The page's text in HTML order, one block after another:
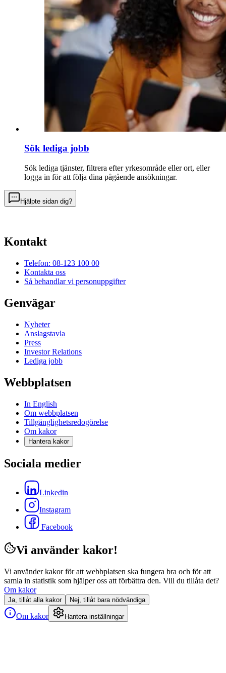
Sök lediga jobb
Sök lediga tjänster, filtrera efter yrkesområde eller ort, eller
logga in för att följa dina pågående ansökningar.
Hjälpte sidan dig?
Kontakt
Telefon: 08-123 100 00
Kontakta oss
Så behandlar vi personuppgifter
Genvägar
Nyheter
Anslagstavla
Press
Investor Relations
Lediga jobb
Webbplatsen
In English
Om webbplatsen
Tillgänglighetsredogörelse
Om kakor
Hantera kakor
Sociala medier
Linkedin
Instagram
Facebook
Vi använder kakor!
Vi använder kakor för att webbplatsen ska fungera bra och för att
samla in statistik som hjälper oss att förbättra den. Vill du tillåta det?
Om kakor
Ja, tillåt alla kakor Nej, tillåt bara nödvändiga
Om kakor Hantera inställningar